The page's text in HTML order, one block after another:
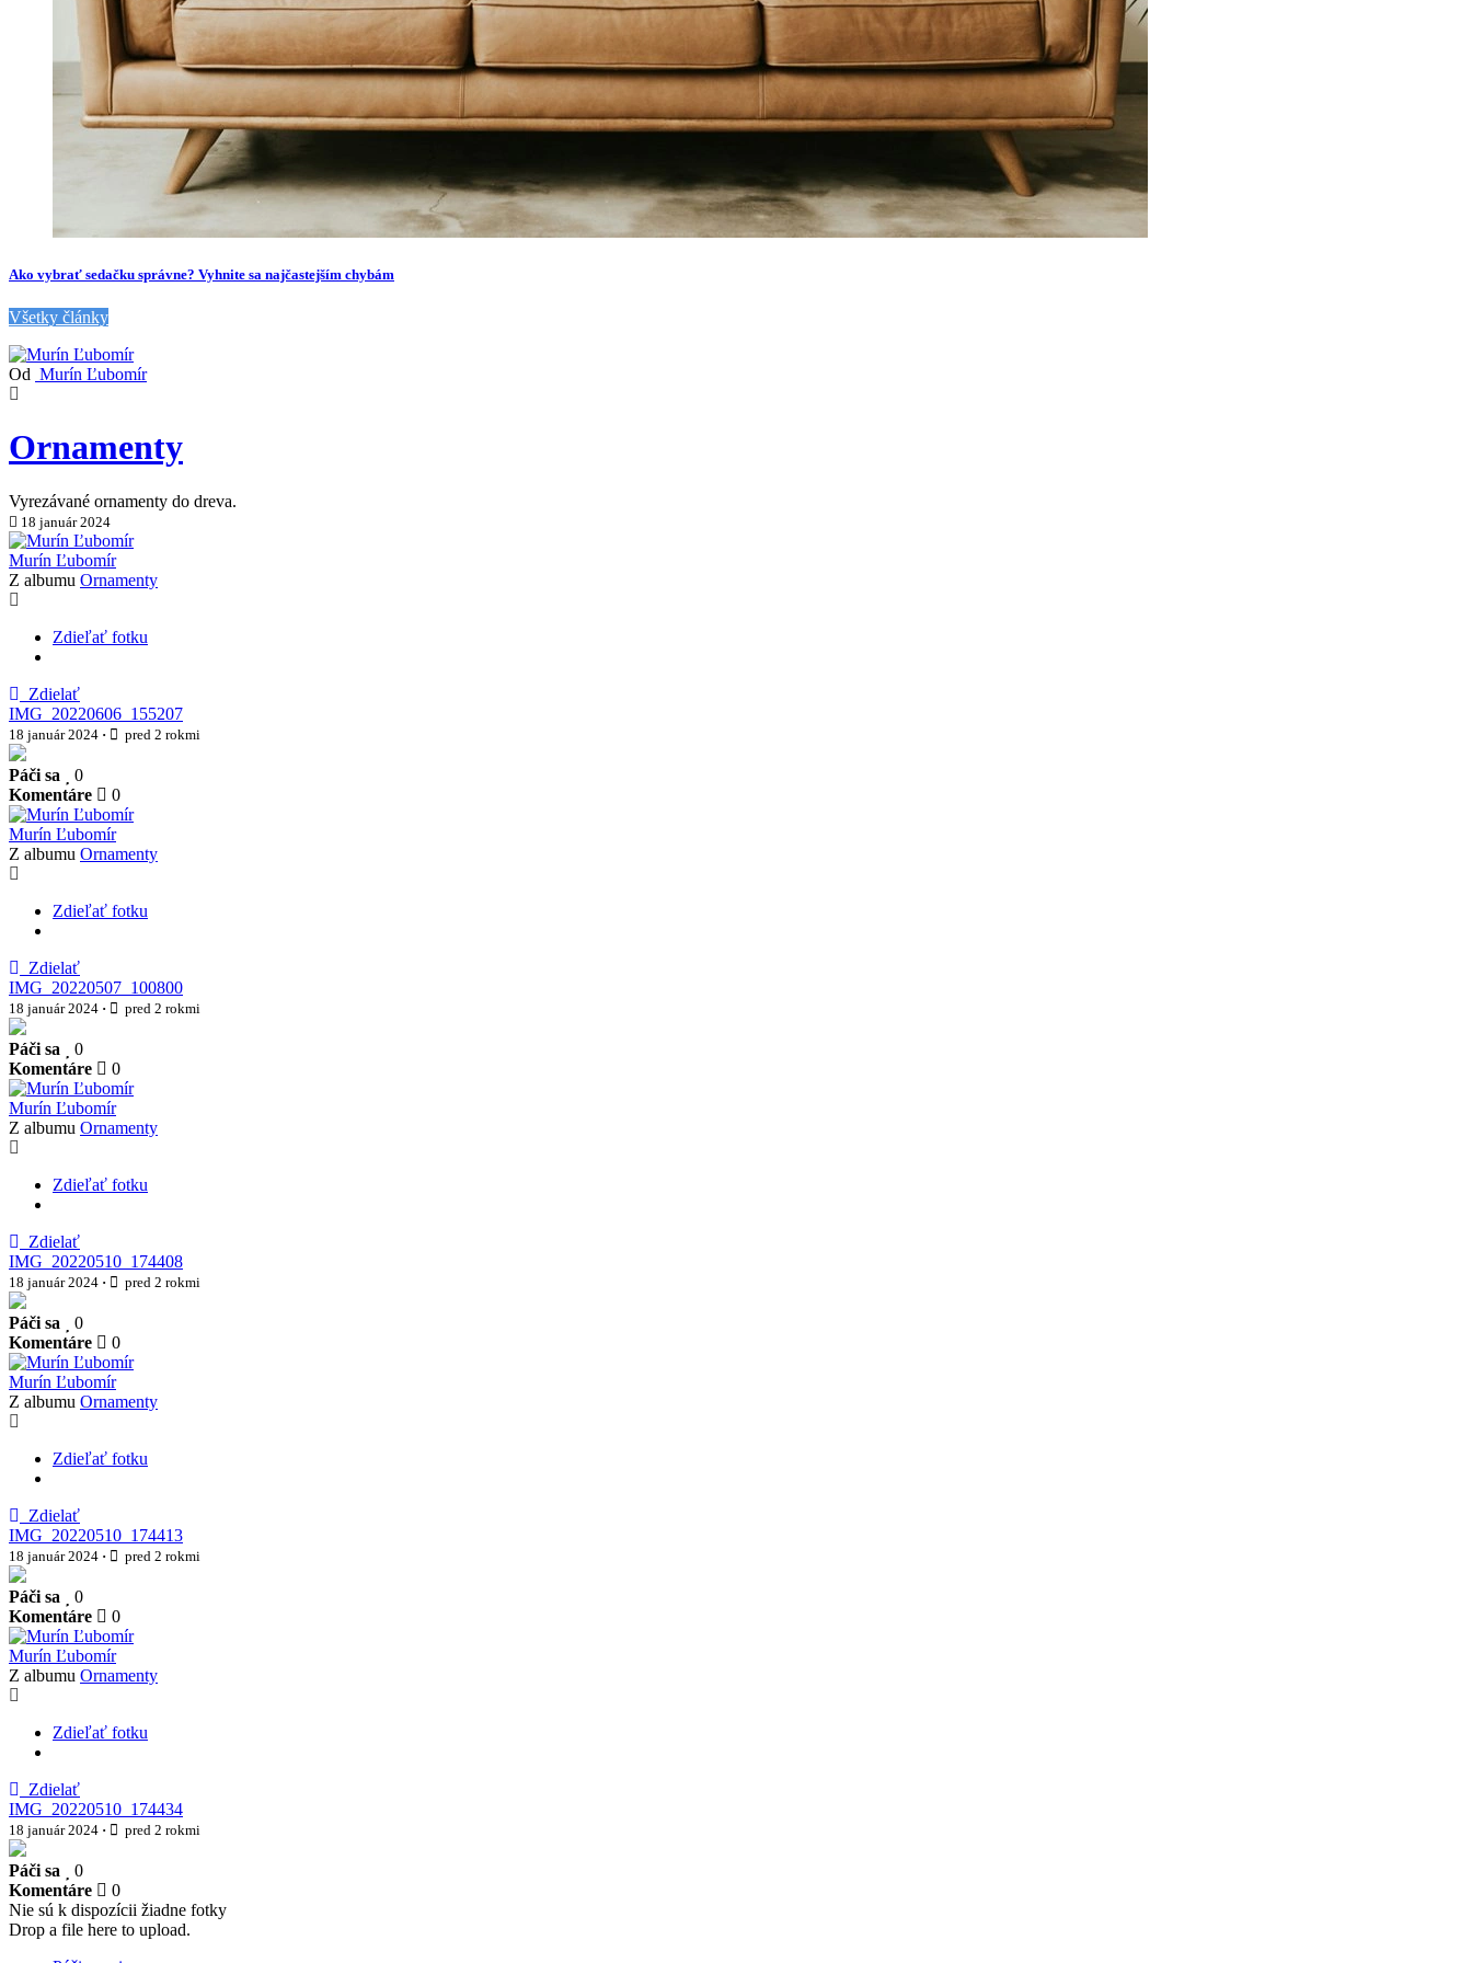
Ako vybrať sedačku správne? Vyhnite sa najčastejším chybám
Všetky články
Od Murín Ľubomír
Ornamenty
Vyrezávané ornamenty do dreva.
18 január 2024
Murín Ľubomír
Z albumu Ornamenty
Zdieľať fotku
Zdielať
IMG_20220606_155207
18 január 2024 · pred 2 rokmi
Páči sa
0
Komentáre
0
Murín Ľubomír
Z albumu Ornamenty
Zdieľať fotku
Zdielať
IMG_20220507_100800
18 január 2024 · pred 2 rokmi
Páči sa
0
Komentáre
0
Murín Ľubomír
Z albumu Ornamenty
Zdieľať fotku
Zdielať
IMG_20220510_174408
18 január 2024 · pred 2 rokmi
Páči sa
0
Komentáre
0
Murín Ľubomír
Z albumu Ornamenty
Zdieľať fotku
Zdielať
IMG_20220510_174413
18 január 2024 · pred 2 rokmi
Páči sa
0
Komentáre
0
Murín Ľubomír
Z albumu Ornamenty
Zdieľať fotku
Zdielať
IMG_20220510_174434
18 január 2024 · pred 2 rokmi
Páči sa
0
Komentáre
0
Nie sú k dispozícii žiadne fotky
Drop a file here to upload.